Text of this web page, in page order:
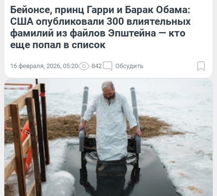
Бейонсе, принц Гарри и Барак Обама:
США опубликовали 300 влиятельных
фамилий из файлов Эпштейна — кто
еще попал в список
16 февраля, 2026, 05:20 842 Обсудить